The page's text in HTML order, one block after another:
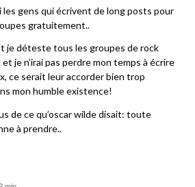
les gens qui écrivent de long posts pour
gratuitement..
je déteste tous les groupes de rock
et je n’irai pas perdre mon temps à écrire
ce serait leur accorder bien trop
mon humble existence!
de ce qu’oscar wilde disait: toute
à prendre..